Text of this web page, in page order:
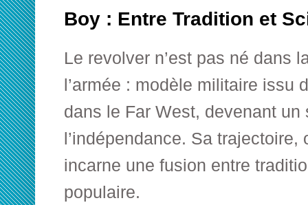
Boy : Entre Tradition et
Le revolver n’est pas né dans
l’armée : modèle militaire issu
dans le Far West, devenant un
l’indépendance. Sa trajectoire,
incarne une fusion entre
populaire.